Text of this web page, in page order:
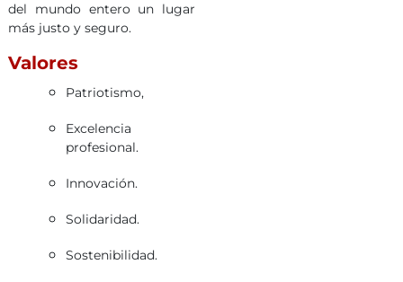
del mundo entero un lugar
más justo y seguro.
Valores
Patriotismo,
Excelencia
profesional.
Innovación.
Solidaridad.
Sostenibilidad.